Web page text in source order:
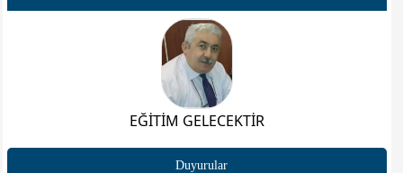
EĞİTİM GELECEKTİR
Duyurular